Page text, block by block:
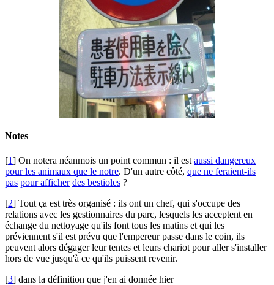
Notes
[1] On notera néanmois un point commun : il est aussi dangereux
pour les animaux que le notre. D'un autre côté, que ne feraient-ils
pas pour afficher des bestioles ?
[2] Tout ça est très organisé : ils ont un chef, qui s'occupe des
relations avec les gestionnaires du parc, lesquels les acceptent en
échange du nettoyage qu'ils font tous les matins et qui les
préviennent s'il est prévu que l'empereur passe dans le coin, ils
peuvent alors dégager leur tentes et leurs chariot pour aller s'installer
hors de vue jusqu'à ce qu'ils puissent revenir.
[3] dans la définition que j'en ai donnée hier